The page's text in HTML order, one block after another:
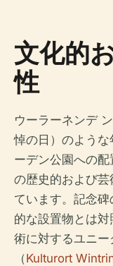
文化的
性
ウーラーネンデ
悼の日）のよう
ーデン公園への
の歴史的および
ています。記念
的な設置物とは
術に対するユニ
（Kulturort